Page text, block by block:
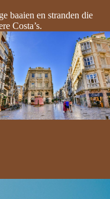
baaien en stranden die
Costa’s.